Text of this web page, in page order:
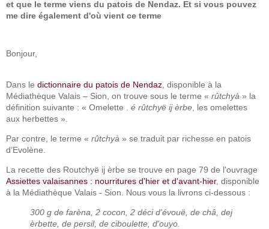
et que le terme viens du patois de Nendaz. Et si vous pouvez
me dire également d'où vient ce terme
Bonjour,
Dans le dictionnaire du patois de Nendaz , disponible à la
Médiathèque Valais – Sion, on trouve sous le terme « rûtchyà » la
définition suivante : « Omelette . é rûtchyë ij èrbe , les omelettes
aux herbettes ».
Par contre, le terme « rûtchyà » se traduit par richesse en patois
d’Evolène.
La recette des Routchyë ij èrbe se trouve en page 79 de l'ouvrage
Assiettes valaisannes : nourritures d'hier et d'avant-hier, disponible
à la Médiathèque Valais - Sion. Nous vous la livrons ci-dessous :
300 g de farèna, 2 cocon, 2 déci d'évouë, de châ, dej
èrbette, de persil, de ciboulette, d'ouyo.